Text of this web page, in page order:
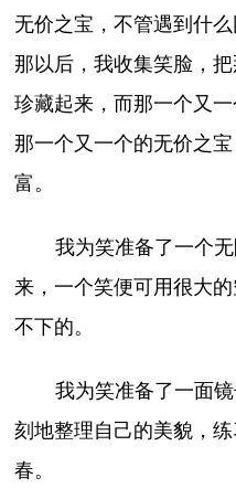
无价之宝，不管遇到什
那以后，我收集笑脸，
珍藏起来，而那一个又
那一个又一个的无价之
富。
我为笑准备了一个
来，一个笑便可用很大
不下的。
我为笑准备了一面
刻地整理自己的美貌，
春。